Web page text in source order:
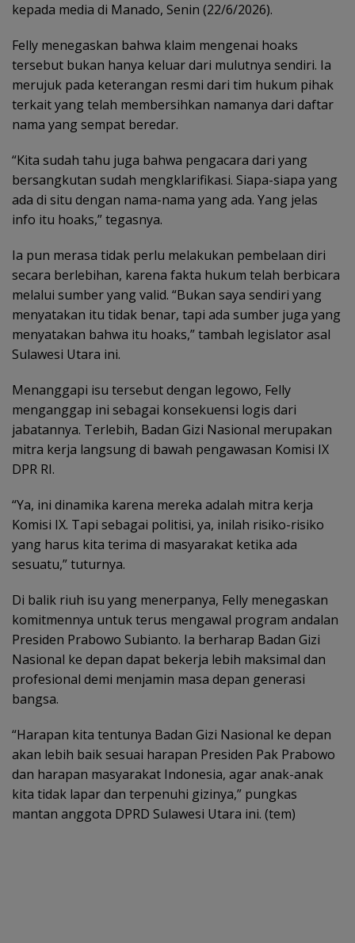
kepada media di Manado, Senin (22/6/2026).
Felly menegaskan bahwa klaim mengenai hoaks
tersebut bukan hanya keluar dari mulutnya sendiri. Ia
merujuk pada keterangan resmi dari tim hukum pihak
terkait yang telah membersihkan namanya dari daftar
nama yang sempat beredar.
“Kita sudah tahu juga bahwa pengacara dari yang
bersangkutan sudah mengklarifikasi. Siapa-siapa yang
ada di situ dengan nama-nama yang ada. Yang jelas
info itu hoaks,” tegasnya.
Ia pun merasa tidak perlu melakukan pembelaan diri
secara berlebihan, karena fakta hukum telah berbicara
melalui sumber yang valid. “Bukan saya sendiri yang
menyatakan itu tidak benar, tapi ada sumber juga yang
menyatakan bahwa itu hoaks,” tambah legislator asal
Sulawesi Utara ini.
Menanggapi isu tersebut dengan legowo, Felly
menganggap ini sebagai konsekuensi logis dari
jabatannya. Terlebih, Badan Gizi Nasional merupakan
mitra kerja langsung di bawah pengawasan Komisi IX
DPR RI.
“Ya, ini dinamika karena mereka adalah mitra kerja
Komisi IX. Tapi sebagai politisi, ya, inilah risiko-risiko
yang harus kita terima di masyarakat ketika ada
sesuatu,” tuturnya.
Di balik riuh isu yang menerpanya, Felly menegaskan
komitmennya untuk terus mengawal program andalan
Presiden Prabowo Subianto. Ia berharap Badan Gizi
Nasional ke depan dapat bekerja lebih maksimal dan
profesional demi menjamin masa depan generasi
bangsa.
“Harapan kita tentunya Badan Gizi Nasional ke depan
akan lebih baik sesuai harapan Presiden Pak Prabowo
dan harapan masyarakat Indonesia, agar anak-anak
kita tidak lapar dan terpenuhi gizinya,” pungkas
mantan anggota DPRD Sulawesi Utara ini. (tem)